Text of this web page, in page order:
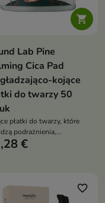

Lab Pine
Cica Pad
kojące
do twarzy 50
płatki do twarzy, które
podrażnienia,
pory i delikatnie
€
favorite_border